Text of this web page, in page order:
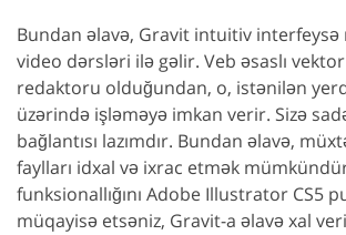
Bundan əlavə, Gravit intuitiv interfeysə
video dərsləri ilə gəlir. Veb əsaslı
redaktoru olduğundan, o, istənilən
üzərində işləməyə imkan verir. Sizə
bağlantısı lazımdır. Bundan əlavə,
faylları idxal və ixrac etmək
funksionallığını Adobe Illustrator CS5
müqayisə etsəniz, Gravit-a əlavə xal